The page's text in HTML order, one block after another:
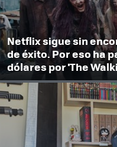
Netflix sigue sin
de éxito. Por eso ha
dólares por 'The